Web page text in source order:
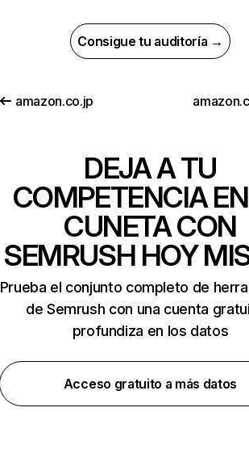
Consigue tu auditoría →
amazon.co.jp
DEJA A TU
COMPETENCIA
CUNETA CON
SEMRUSH HOY
Prueba el conjunto completo de
de Semrush con una cuenta
profundiza en los datos
Acceso gratuito a más datos